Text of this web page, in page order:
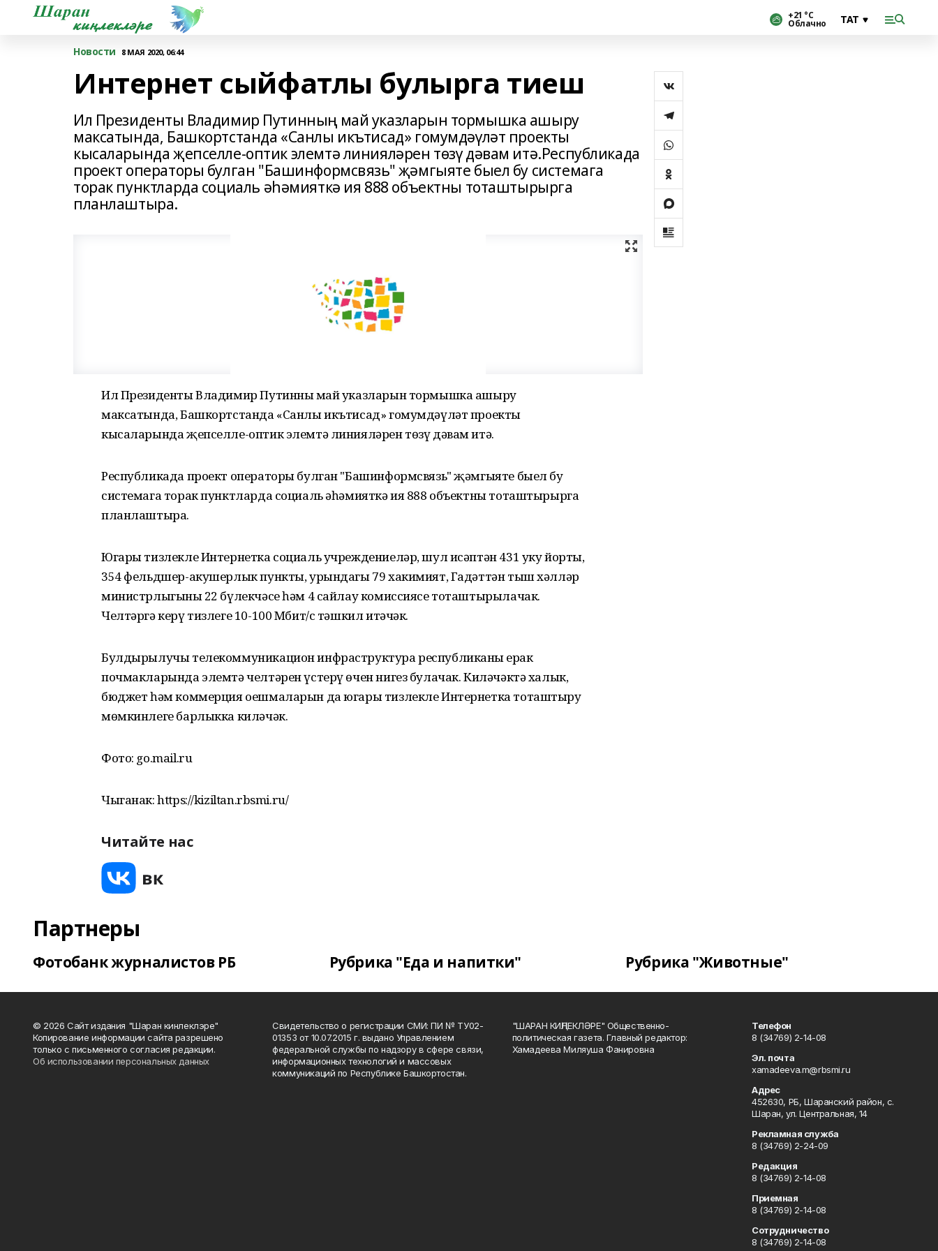
+21 °С
Облачно
Новости 8 МАЯ 2020, 06:44
Интернет сыйфатлы булырга тиеш
Ил Президенты Владимир Путинның май указларын тормышка ашыру
максатында, Башкортстанда «Санлы икътисад» гомумдәүләт проекты
кысаларында җепселле-оптик элемтә линияләрен төзү дәвам итә.Республикада
проект операторы булган "Башинформсвязь" җәмгыяте быел бу системага
торак пунктларда социаль әһәмияткә ия 888 объектны тоташтырырга
планлаштыра.
Ил Президенты Владимир Путинның май указларын тормышка ашыру
максатында, Башкортстанда «Санлы икътисад» гомумдәүләт проекты
кысаларында җепселле-оптик элемтә линияләрен төзү дәвам итә.
Республикада проект операторы булган "Башинформсвязь" җәмгыяте быел бу
системага торак пунктларда социаль әһәмияткә ия 888 объектны тоташтырырга
планлаштыра.
Югары тизлекле Интернетка социаль учреждениеләр, шул исәптән 431 уку йорты,
354 фельдшер-акушерлык пункты, урындагы 79 хакимият, Гадәттән тыш хәлләр
министрлыгының 22 бүлекчәсе һәм 4 сайлау комиссиясе тоташтырылачак.
Челтәргә керү тизлеге 10-100 Мбит/с тәшкил итәчәк.
Булдырылучы телекоммуникацион инфраструктура республиканың ерак
почмакларында элемтә челтәрен үстерү өчен нигез булачак. Киләчәктә халык,
бюджет һәм коммерция оешмаларын да югары тизлекле Интернетка тоташтыру
мөмкинлеге барлыкка киләчәк.
Фото: go.mail.ru
Чыганак: https://kiziltan.rbsmi.ru/
Читайте нас
Партнеры
Фотобанк журналистов РБ Рубрика "Еда и напитки" Рубрика "Животные"
© 2026 Сайт издания "Шаран кинлеклэре"
Копирование информации сайта разрешено
только с письменного согласия редакции.
Об использовании персональных данных
Свидетельство о регистрации СМИ: ПИ № ТУ02-
01353 от 10.07.2015 г. выдано Управлением
федеральной службы по надзору в сфере связи,
информационных технологий и массовых
коммуникаций по Республике Башкортостан.
"ШАРАН КИҢЛЕКЛӘРЕ" Общественно-
политическая газета. Главный редактор:
Хамадеева Миляуша Фанировна
Телефон
8 (34769) 2-14-08
Эл. почта
xamadeeva.m@rbsmi.ru
Адрес
452630, РБ, Шаранский район, с.
Шаран, ул. Центральная, 14
Рекламная служба
8 (34769) 2-24-09
Редакция
8 (34769) 2-14-08
Приемная
8 (34769) 2-14-08
Сотрудничество
8 (34769) 2-14-08